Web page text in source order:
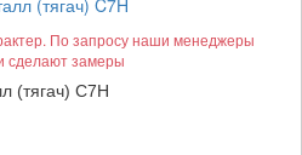
По запросу наши менеджеры
сделают замеры
(тягач) C7H